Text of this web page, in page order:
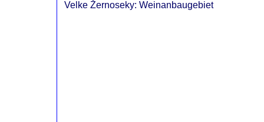
Velke Žernoseky: Weinanbaugebiet